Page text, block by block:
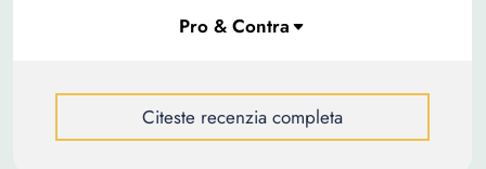
Citeste recenzia completa